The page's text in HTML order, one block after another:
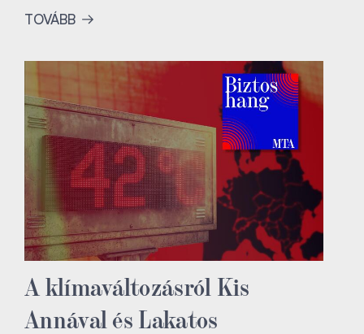
TOVÁBB
A klímaváltozásról Kis
Annával és Lakatos